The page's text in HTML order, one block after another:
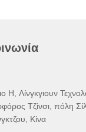
H, Λίνγκγιουν
Τζίνσι, πόλη
Κίνα